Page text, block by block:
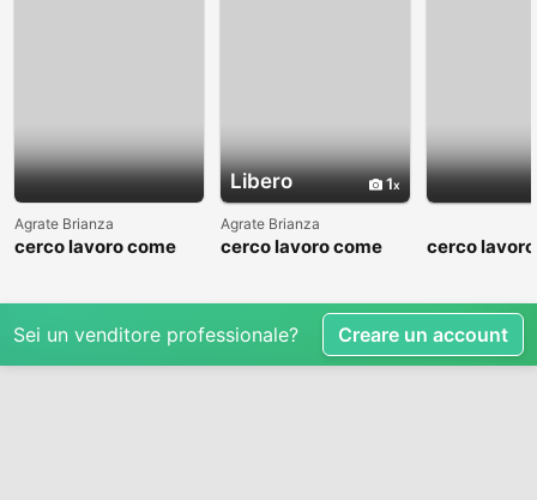
Agrate Brianza
cerco lavoro come
Libero 1
Agrate Brianza
cerco lavoro come
cerco
Sei un venditore professionale? Creare un account